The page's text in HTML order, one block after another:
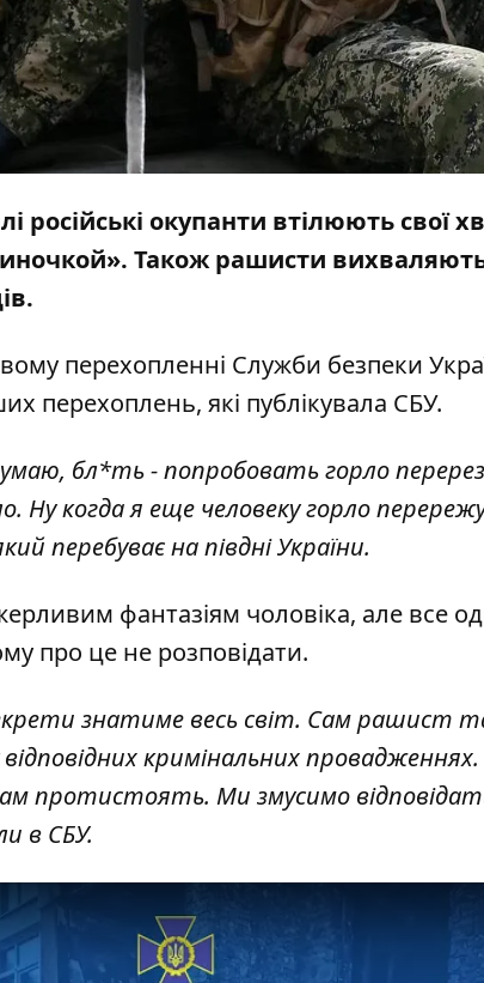
російські окупанти втілюють свої
Також рашисти
перехопленні Служби безпеки
перехоплень, які публікувала СБУ.
бл*ть - попробовать горло
Ну когда я еще человеку горло
перебуває на півдні України.
фантазіям чоловіка, але все
про це не розповідати.
знатиме весь світ. Сам рашист
кримінальних
протистоять. Ми змусимо
в СБУ.